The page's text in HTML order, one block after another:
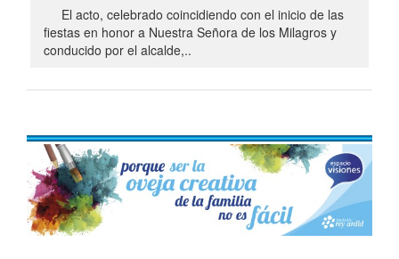
El acto, celebrado coincidiendo con el inicio de las
fiestas en honor a Nuestra Señora de los Milagros y
conducido por el alcalde,..